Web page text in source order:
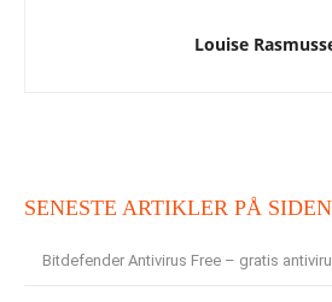
Louise
SENESTE ARTIKLER PÅ SIDEN
Bitdefender Antivirus Free – gratis